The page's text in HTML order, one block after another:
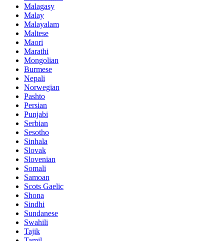
Malagasy
Malay
Malayalam
Maltese
Maori
Marathi
Mongolian
Burmese
Nepali
Norwegian
Pashto
Persian
Punjabi
Serbian
Sesotho
Sinhala
Slovak
Slovenian
Somali
Samoan
Scots Gaelic
Shona
Sindhi
Sundanese
Swahili
Tajik